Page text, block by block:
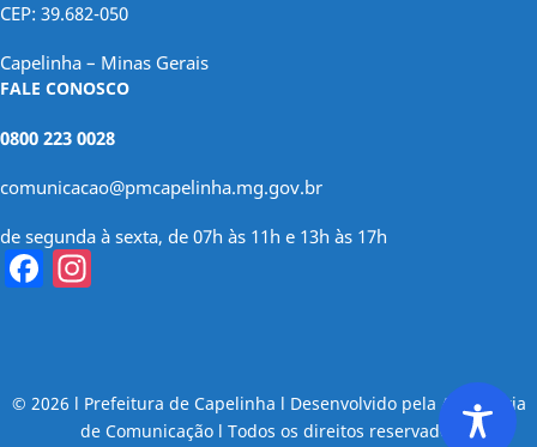
CEP: 39.682-050
Capelinha – Minas Gerais
FALE CONOSCO
0800 223 0028
comunicacao@pmcapelinha.mg.gov.br
de segunda à sexta, de 07h às 11h e 13h às 17h
Facebook
© 2026 l Prefeitura de Capelinha l Desenvolvido pela Assessoria
de Comunicação l Todos os direitos reservados